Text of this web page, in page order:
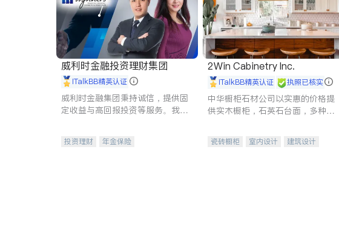
威利时金融投资理财集团
iTalkBB精英认证
威利时金融集团秉持诚信，提供固
定收益与高回报投资等服务。我们
投资理财
年金保险
2Win Cabinetry Inc.
iTalkBB精英认证 执照已核实
中华橱柜石材公司以实惠的价格提
供实木橱柜，石英石台面，多种优
瓷砖橱柜 室内设计
建筑设计